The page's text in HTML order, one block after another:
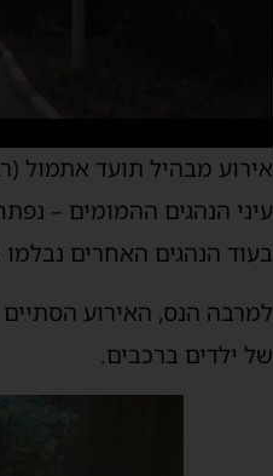
אירוע מבהיל תועד אתמול
עיני הנהגים ההמומים –
בעוד הנהגים האחרים
למרבה הנס, האירוע
של ילדים ברכבים.